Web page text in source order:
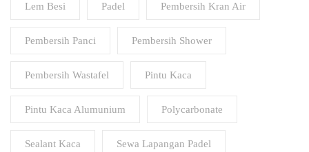
Lem Besi Padel Pembersih Kran Air
Pembersih Panci Pembersih Shower
Pembersih Wastafel Pintu Kaca
Pintu Kaca Alumunium Polycarbonate
Sealant Kaca Sewa Lapangan Padel